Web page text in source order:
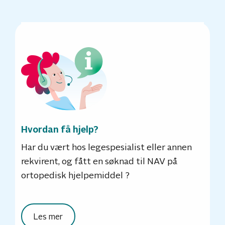
Hvordan få hjelp?
Har du vært hos legespesialist eller annen
rekvirent, og fått en søknad til NAV på
ortopedisk hjelpemiddel ?
Les mer